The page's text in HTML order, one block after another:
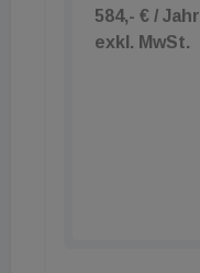
584,- € / Jahr
exkl. MwSt.